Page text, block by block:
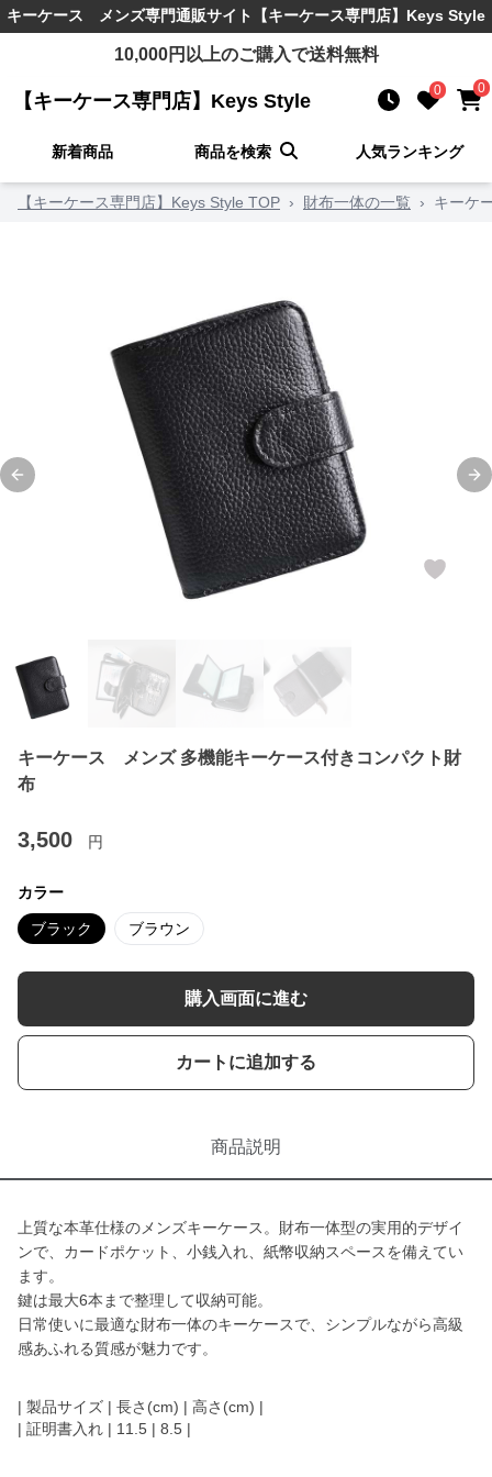
キーケース メンズ専門通販サイト 【キーケース専門店】Keys Style
10,000円以上のご購入で送料無料
【キーケース専門店】Keys Style 0 0
新着商品 商品を検索 人気ランキング
【キーケース専門店】Keys Style TOP › 財布一体の一覧 › キーケ
Previous slide
キーケース メンズ 多機能キーケース付きコンパクト財
布
3,500 円
カラー
ブラック ブラウン
購入画面に進む
カートに追加する
商品説明
上質な本革仕様のメンズキーケース。財布一体型の実用的デザイ
ンで、カードポケット、小銭入れ、紙幣収納スペースを備えてい
ます。
鍵は最大6本まで整理して収納可能。
日常使いに最適な財布一体のキーケースで、シンプルながら高級
感あふれる質感が魅力です。
| 製品サイズ | 長さ(cm) | 高さ(cm) |
| 証明書入れ | 11.5 | 8.5 |